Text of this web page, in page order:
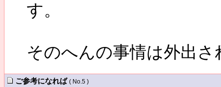
す。
そのへんの事情は外出
ご参考になれば ( No.5 )